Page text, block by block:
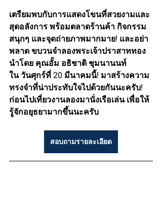
เตรียมพบกับการแสดงโขนที่สวยงามและ
สุดอลังการ พร้อมตลาดร้านค้า กิจกรรม
สนุกๆ และจุดถ่ายภาพมากมาย! และอย่า
พลาด ขบวนจำลองพระเจ้าปราสาททอง
นำโดย คุณอั้ม อธิชาติ ชุมนานนท์
ใน วันศุกร์ที่ 20 มีนาคมนี้! มาสร้างความ
ทรงจำที่น่าประทับใจไปด้วยกันนะครับ!
ก่อนไปเที่ยวงานลองมานั่งเรือเล่น เพื่อให้
รู้จักอยุธยามากขึ้นนะครับ
สอบถามรายละเอียด